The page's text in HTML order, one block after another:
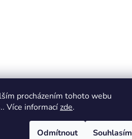
procházením tohoto webu
Více informacízde.
Odmítnout Souhlasím